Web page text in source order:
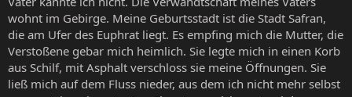
wohnt im Gebirge. Meine Geburtsstadt ist die Stadt Safran,
die am Ufer des Euphrat liegt. Es empfing mich die Mutter, die
Verstoßene gebar mich heimlich. Sie legte mich in einen Korb
aus Schilf, mit Asphalt verschloss sie meine Öffnungen. Sie
ließ mich auf dem Fluss nieder, aus dem ich nicht mehr selbst